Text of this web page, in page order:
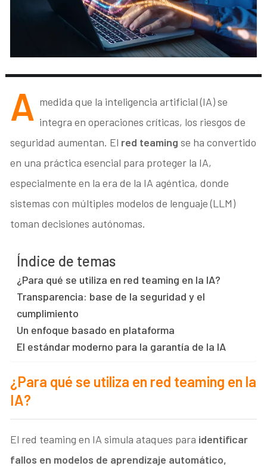
A medida que la inteligencia artificial (IA) se
integra en operaciones críticas, los riesgos de
seguridad aumentan. El red teamingse ha convertido
en una práctica esencial para proteger la IA,
especialmente en la era de la IA agéntica, donde
sistemas con múltiples modelos de lenguaje (LLM)
toman decisiones autónomas.
Índice de temas
¿Para qué se utiliza en red teaming en la IA?
Transparencia: base de la seguridad y el
cumplimiento
Un enfoque basado en plataforma
El estándar moderno para la garantía de la IA
¿Para qué se utiliza en red teaming en la
IA?
El red teaming en IA simula ataques para identificar
fallos en modelos de aprendizaje automático,